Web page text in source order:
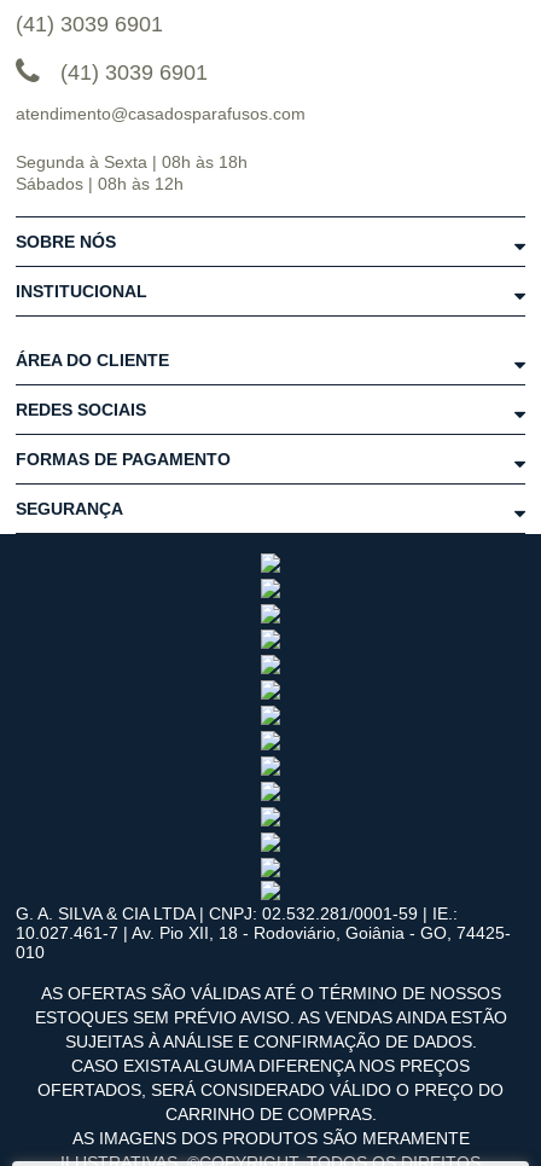
(41) 3039 6901
(41) 3039 6901
atendimento@casadosparafusos.com
Segunda à Sexta | 08h às 18h
Sábados | 08h às 12h
SOBRE NÓS
INSTITUCIONAL
ÁREA DO CLIENTE
REDES SOCIAIS
FORMAS DE PAGAMENTO
SEGURANÇA
G. A. SILVA & CIA LTDA | CNPJ: 02.532.281/0001-59 | IE.:
10.027.461-7 | Av. Pio XII, 18 - Rodoviário, Goiânia - GO, 74425-
010
AS OFERTAS SÃO VÁLIDAS ATÉ O TÉRMINO DE NOSSOS
ESTOQUES SEM PRÉVIO AVISO. AS VENDAS AINDA ESTÃO
SUJEITAS À ANÁLISE E CONFIRMAÇÃO DE DADOS.
CASO EXISTA ALGUMA DIFERENÇA NOS PREÇOS
OFERTADOS, SERÁ CONSIDERADO VÁLIDO O PREÇO DO
CARRINHO DE COMPRAS.
AS IMAGENS DOS PRODUTOS SÃO MERAMENTE